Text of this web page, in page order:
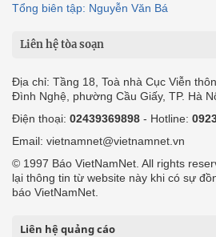
Tổng biên tập: Nguyễn Văn Bá
Liên hệ tòa soạn
Địa chỉ: Tầng 18, Toà nhà Cục Viễn
Đình Nghệ, phường Cầu Giấy, TP. Hà
Điện thoại: 02439369898 - Hotline:
Email: vietnamnet@vietnamnet.vn
© 1997 Báo VietNamNet. All rights
lại thông tin từ website này khi có sự
báo VietNamNet.
Liên hệ quảng cáo